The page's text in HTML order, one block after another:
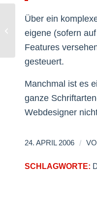
Über ein
eigene (sofern
Features
gesteuert.
Manchmal ist es
ganze
Webdesigner
24. APRIL 2006 /
SCHLAGWORTE:
Tag Cloud mit Ultimate Tag